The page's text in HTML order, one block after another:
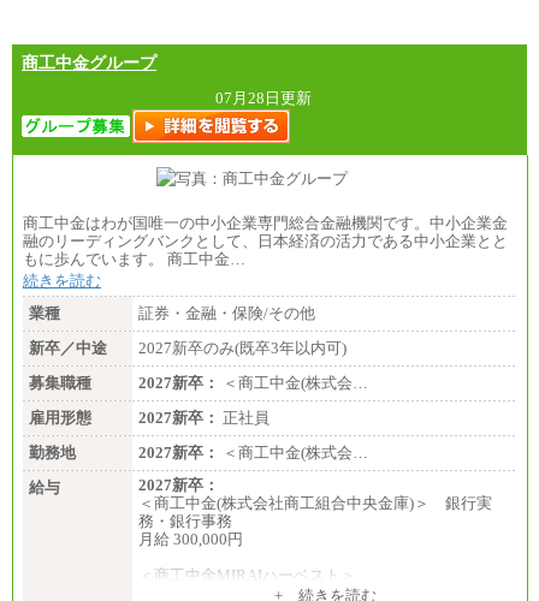
商工中金グループ
07月28日更新
商工中金はわが国唯一の中小企業専門総合金融機関です。中小企業金
融のリーディングバンクとして、日本経済の活力である中小企業とと
もに歩んでいます。 商工中金…
続きを読む
業種
証券・金融・保険/その他
新卒／中途
2027新卒のみ(既卒3年以内可)
募集職種
2027新卒：
＜商工中金(株式会…
雇用形態
2027新卒： 正社員
勤務地
2027新卒：
＜商工中金(株式会…
給与
2027新卒：
＜商工中金(株式会社商工組合中央金庫)＞ 銀行実
務・銀行事務
月給 300,000円
＜商工中金MIRAIハーベスト＞
+ 続きを読む